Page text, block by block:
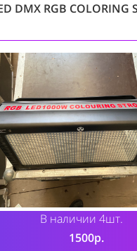
DMX RGB COLORING
В наличии 4шт.
1500р.